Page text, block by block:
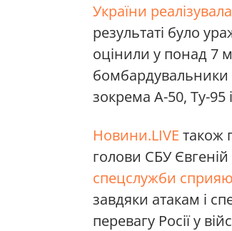
України
результаті було
оцінили у понад 7
бомбардувальники
зокрема А-50, Ту-95
Новини.LIVE також
голови СБУ
спецслужби
завдяки атакам і
перевагу Росії у